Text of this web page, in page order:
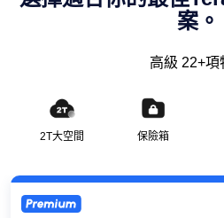
案。
高級 22+項
2T大空間 保險箱